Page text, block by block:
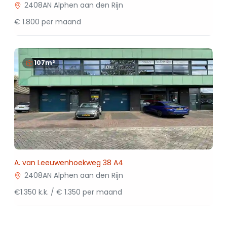
2408AN Alphen aan den Rijn
€ 1.800 per maand
107m²
A. van Leeuwenhoekweg 38 A4
2408AN Alphen aan den Rijn
€1.350 k.k. / € 1.350 per maand